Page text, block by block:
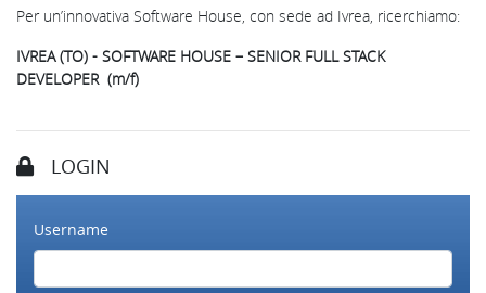
Per un’innovativa Software House, con sede ad Ivrea, ricerchiamo:
IVREA (TO) - SOFTWARE HOUSE – SENIOR FULL STACK
DEVELOPER (m/f)
LOGIN
Username